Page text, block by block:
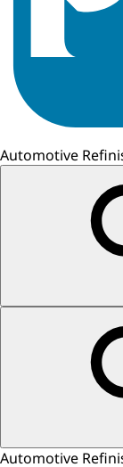
Automotive
Automotive